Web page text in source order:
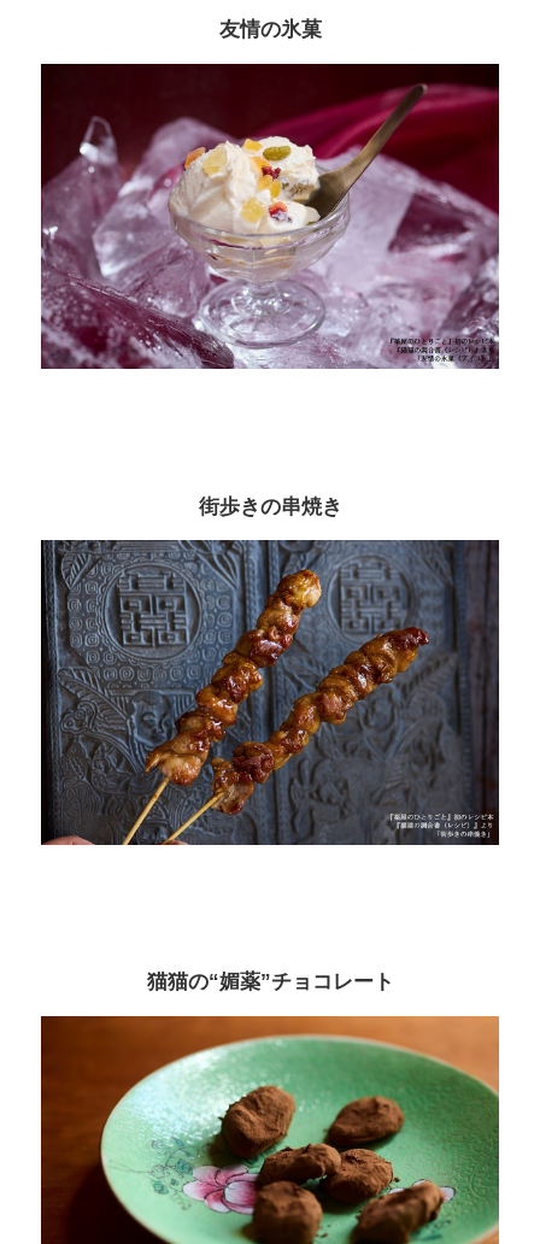
友情の氷菓
街歩きの串焼き
猫猫の“媚薬”チョコレート